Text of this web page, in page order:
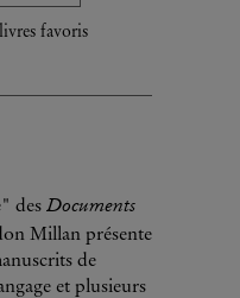
favoris
des Documents
Millan présente
de
et plusieurs